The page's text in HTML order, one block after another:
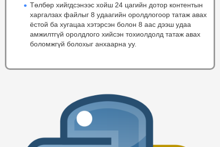
Төлбөр хийгдсэнээс хойш 24 цагийн дотор контентын
харгалзах файлыг 8 удаагийн оролдлогоор татаж авах
ёстой ба хугацаа хэтэрсэн болон 8 аас дээш удаа
амжилтгүй оролдлого хийсэн тохиолдолд татаж авах
боломжгүй болохыг анхаарна уу.